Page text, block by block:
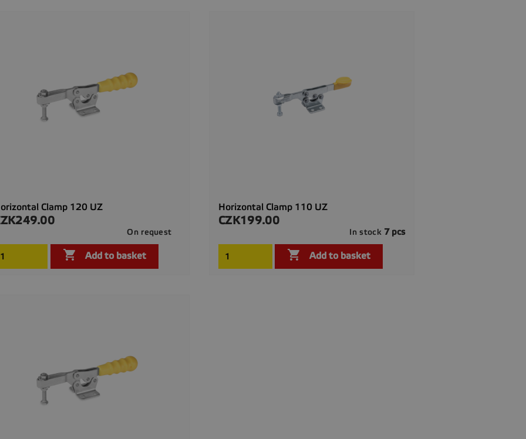
Clamp 120 UZ
On request
 Add to basket
Quick view
Horizontal Clamp 110 UZ
Price
CZK199.00
In stock 7 pcs
 Add to basket
Quick view